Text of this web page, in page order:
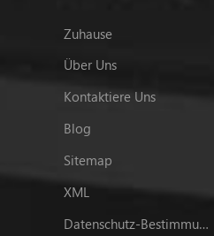
Zuhause
Über Uns
Kontaktiere Uns
Blog
Sitemap
XML
Datenschutz-Bestimmungen